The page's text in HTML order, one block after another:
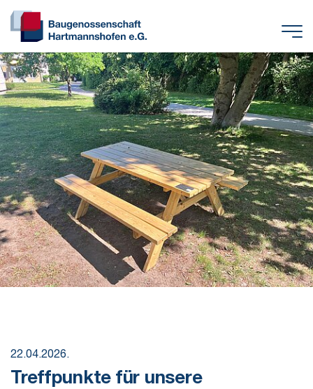
22.04.2026.
Treffpunkte für unsere